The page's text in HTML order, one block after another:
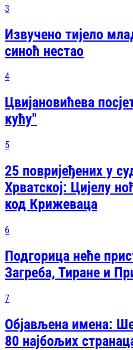
3
Извучено тијело
синоћ нестао
4
Цвијановићева
кућу"
5
25 повријеђених у
Хрватској: Цијелу
код Крижеваца
6
Подгорица неће
Загреба, Тиране и
7
Објављена имена:
80 најбољих